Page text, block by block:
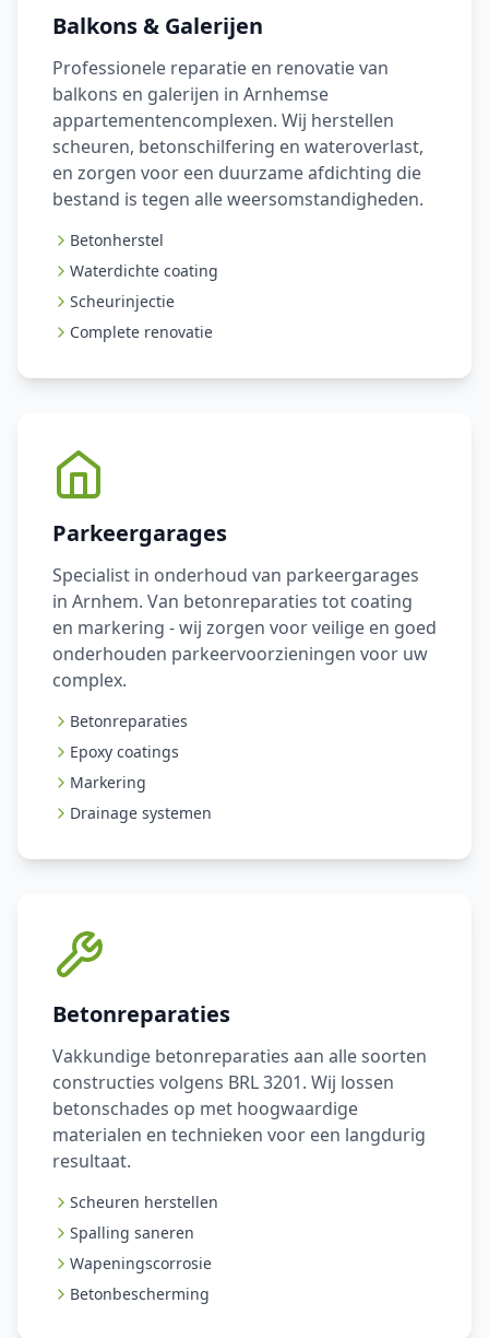
Balkons & Galerijen
Professionele reparatie en renovatie van
balkons en galerijen in Arnhemse
appartementencomplexen. Wij herstellen
scheuren, betonschilfering en wateroverlast,
en zorgen voor een duurzame afdichting die
bestand is tegen alle weersomstandigheden.
Betonherstel
Waterdichte coating
Scheurinjectie
Complete renovatie
Parkeergarages
Specialist in onderhoud van parkeergarages
in Arnhem. Van betonreparaties tot coating
en markering - wij zorgen voor veilige en goed
onderhouden parkeervoorzieningen voor uw
complex.
Betonreparaties
Epoxy coatings
Markering
Drainage systemen
Betonreparaties
Vakkundige betonreparaties aan alle soorten
constructies volgens BRL 3201. Wij lossen
betonschades op met hoogwaardige
materialen en technieken voor een langdurig
resultaat.
Scheuren herstellen
Spalling saneren
Wapeningscorrosie
Betonbescherming